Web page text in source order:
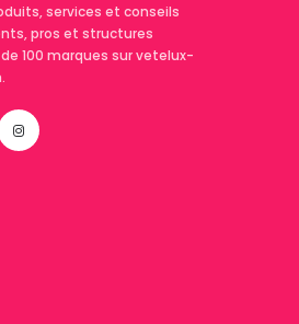
services et conseils
pros et structures
100 marques sur vetelux-